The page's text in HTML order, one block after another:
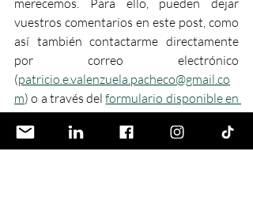
merecemos. Para ello, pueden dejar
vuestros comentarios en este post, como
así también contactarme directamente
por correo electrónico
(patricio.e.valenzuela.pacheco@gmail.co
m) o a través del formulario disponible en
mi página web. Iré constantemente
actualizando la propuesta en este post